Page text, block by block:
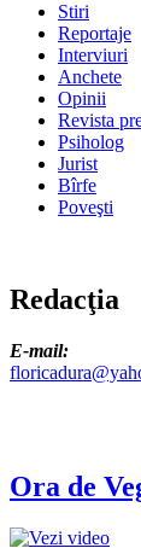
Stiri
Reportaje
Interviuri
Anchete
Opinii
Revista
Psiholog
Jurist
Bîrfe
Poveşti
Redacţia
E-mail:
Ora de